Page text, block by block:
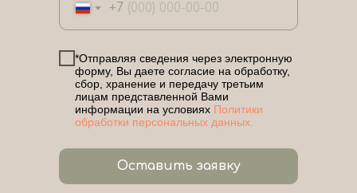
+7
*Отправляя сведения через электронную
форму, Вы даете согласие на обработку,
сбор, хранение и передачу третьим
лицам представленной Вами
информации на условиях Политики
обработки персональных данных.
Оставить заявку